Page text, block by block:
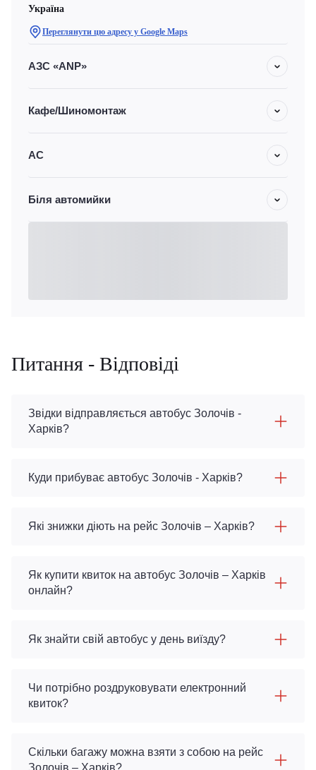
Україна
Переглянути цю адресу у Google Maps
АЗС «ANP»
Кафе/Шиномонтаж
АС
Біля автомийки
Питання - Відповіді
Звідки відправляється автобус Золочів -
Харків?
Куди прибуває автобус Золочів - Харків?
Які знижки діють на рейс Золочів – Харків?
Як купити квиток на автобус Золочів – Харків
онлайн?
Як знайти свій автобус у день виїзду?
Чи потрібно роздруковувати електронний
квиток?
Скільки багажу можна взяти з собою на рейс
Золочів – Харків?